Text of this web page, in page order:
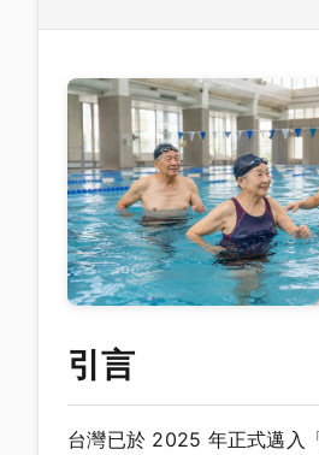
引言
台灣已於 2025 年正式邁入